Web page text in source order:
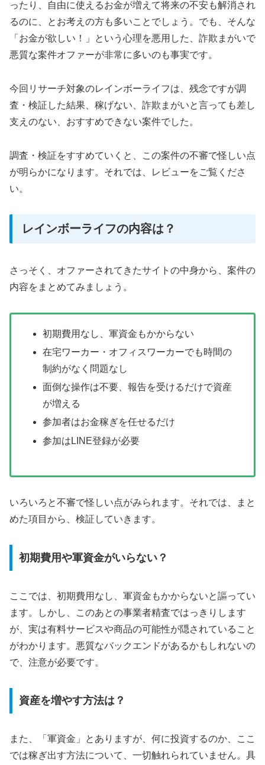
ったり、自由に使えるお金が増えて将来の不安も解消され
るのに、とお考えの方も多いことでしょう。でも、そんな
「お金が欲しい！」という心理を悪用した、詐欺まがいで
悪質な案件オファーが非常に多いのも事実です。
今回リサーチ対象のレインボーライフは、残念ですが調
査・検証した結果、稼げない、詐欺まがいと言っても差し
支えのない、おすすめできない案件でした。
調査・検証をすすめていくと、この案件の不審で怪しい点
が明らかになります。それでは、レビューをご覧くださ
い。
レインボーライフの内容は？
さっそく、オファーされてきたサイトの中身から、案件の
内容をまとめてみましょう。
初期費用なし、軍資金もかからない
在宅ワーカー・オフィスワーカーでも時間の
制約がなく問題なし
面倒な操作は不要、報告を受けるだけで資産
が増える
参加者はお金稼ぎを任せるだけ
参加はLINE登録が必要
いろいろと不審で怪しい点がみられます。それでは、まと
めた項目から、検証していきます。
初期費用や軍資金がいらない？
ここでは、初期費用なし、軍資金もかからないと謳ってい
ます。しかし、このあとの事業者精査ではっきりします
が、実は有料サービスや商品の可能性が隠されていること
がわかります。悪質なバックエンドがあるかもしれないの
で、注意が必要です。
資産を増やす方法は？
また、「軍資金」とありますが、何に投資するのか、ここ
では稼ぎ出す方法について、一切触れられていません。具